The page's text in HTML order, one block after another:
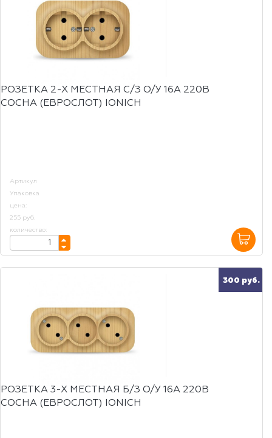
РОЗЕТКА 2-Х МЕСТНАЯ С/З О/У 16А 220В
СОСНА (ЕВРОСЛОТ) IONICH
Артикул
Упаковка
цена:
255 руб.
количество:
300 руб.
РОЗЕТКА 3-Х МЕСТНАЯ Б/З О/У 16А 220В
СОСНА (ЕВРОСЛОТ) IONICH